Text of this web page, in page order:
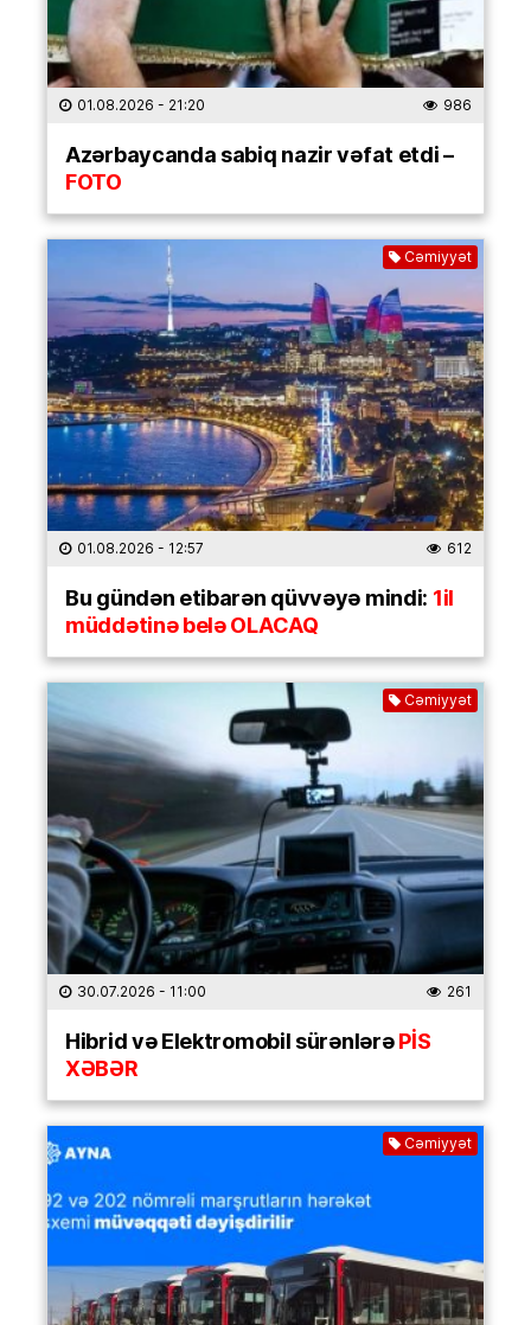
01.08.2026 - 21:20 986
Azərbaycanda sabiq nazir vəfat etdi –
FOTO
Cəmiyyət
01.08.2026 - 12:57 612
Bu gündən etibarən qüvvəyə mindi: 1il
müddətinə belə OLACAQ
Cəmiyyət
30.07.2026 - 11:00 261
Hibrid və Elektromobil sürənlərəPİS
XƏBƏR
Cəmiyyət